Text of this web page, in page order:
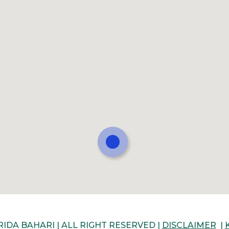
BAHARI | ALL RIGHT RESERVED | DISCLAIMER